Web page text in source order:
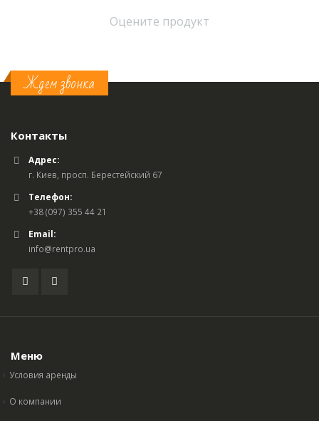
Оцените продукт
Ждем звонка
Контакты
Адрес:
г. Киев, просп. Берестейский 67
Телефон:
+38 (097) 355 44 21
Email:
info@rentpro.ua
Меню
Условия аренды
О компании